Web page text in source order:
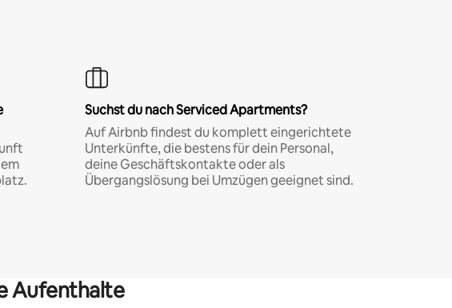
Suchst du nach Serviced Apartments?
Auf Airbnb findest du komplett eingerichtete
Unterkünfte, die bestens für dein Personal,
deine Geschäftskontakte oder als
Übergangslösung bei Umzügen geeignet sind.
Aufenthalte